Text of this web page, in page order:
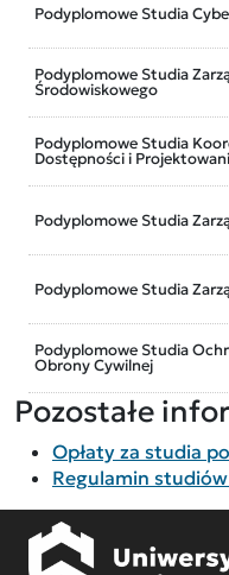
Podyplomowe Studia
Podyplomowe Studia
Środowiskowego
Podyplomowe Studia
Dostępności i
Podyplomowe Studia
Podyplomowe Studia
Podyplomowe Studia
Obrony Cywilnej
Pozostałe
Opłaty za studia
Regulamin